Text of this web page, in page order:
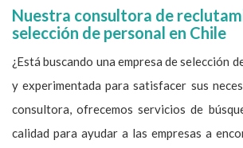
Nuestra consultora de
selección de personal en Chile
¿Está buscando una empresa de selección
y experimentada para satisfacer sus
consultora, ofrecemos servicios de
calidad para ayudar a las empresas a